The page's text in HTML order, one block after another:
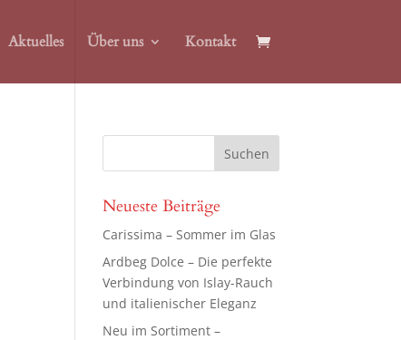
Aktuelles Über uns Kontakt
Neueste Beiträge
Carissima – Sommer im Glas
Ardbeg Dolce – Die perfekte
Verbindung von Islay-Rauch
und italienischer Eleganz
Neu im Sortiment –